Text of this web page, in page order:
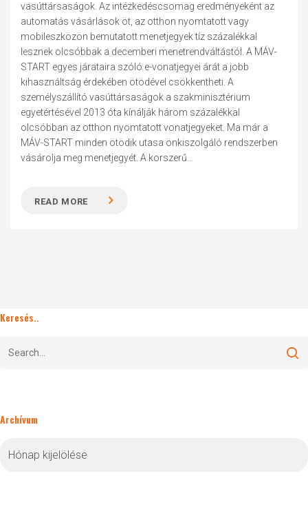
vasúttársaságok. Az intézkedéscsomag eredményeként az
automatás vásárlások öt, az otthon nyomtatott vagy
mobileszközön bemutatott menetjegyek tíz százalékkal
lesznek olcsóbbak a decemberi menetrendváltástól. A MÁV-
START egyes járataira szóló e-vonatjegyei árát a jobb
kihasználtság érdekében ötödével csökkentheti. A
személyszállító vasúttársaságok a szakminisztérium
egyetértésével 2013 óta kínálják három százalékkal
olcsóbban az otthon nyomtatott vonatjegyeket. Ma már a
MÁV-START minden ötödik utasa önkiszolgáló rendszerben
vásárolja meg menetjegyét. A korszerű...
READ MORE
Keresés..
Archívum